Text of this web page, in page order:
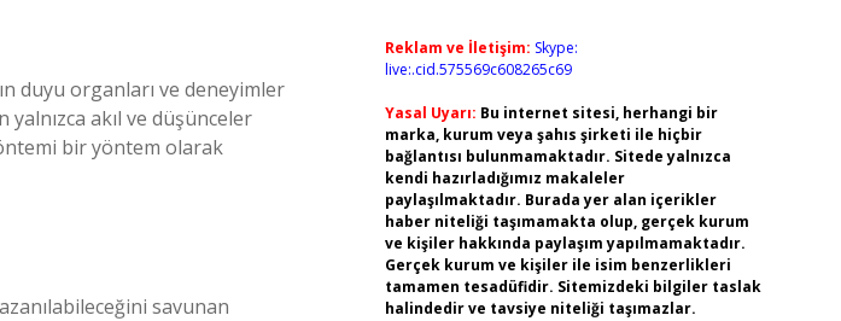
duyu organları ve deneyimler
akıl ve düşünceler
bir yöntem olarak
savunan
Reklam ve İletişim: Skype:
live:.cid.575569c608265c69
Yasal Uyarı: Bu internet sitesi, herhangi bir
marka, kurum veya şahıs şirketi ile hiçbir
bağlantısı bulunmamaktadır. Sitede yalnızca
kendi hazırladığımız makaleler
paylaşılmaktadır. Burada yer alan içerikler
haber niteliği taşımamakta olup, gerçek kurum
ve kişiler hakkında paylaşım yapılmamaktadır.
Gerçek kurum ve kişiler ile isim benzerlikleri
tamamen tesadüfidir. Sitemizdeki bilgiler taslak
halindedir ve tavsiye niteliği taşımazlar.